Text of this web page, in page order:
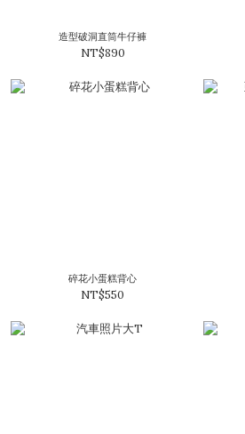
造型破洞直筒牛仔褲
NT$890
碎花小蛋糕背心
NT$550